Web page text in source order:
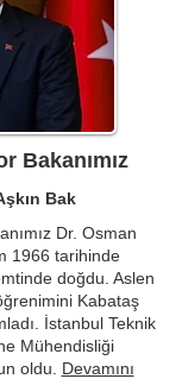
Bakanımız
Bak
Dr. Osman
1966 tarihinde
doğdu. Aslen
Kabataş
İstanbul Teknik
Mühendisliği
oldu. Devamını